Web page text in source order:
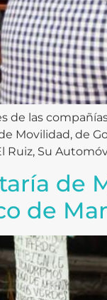
de las
Movilidad, de
Ruiz, Su
de
de